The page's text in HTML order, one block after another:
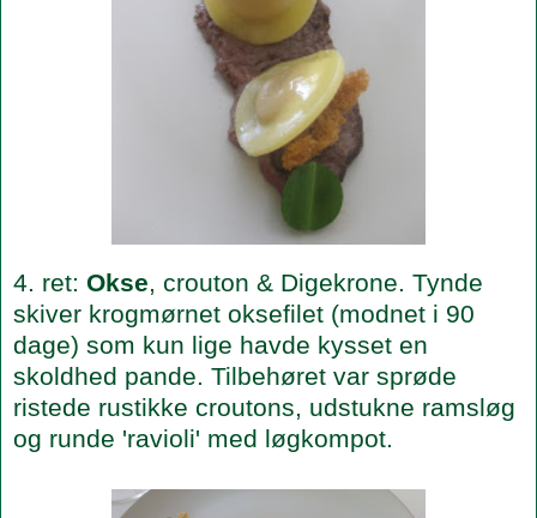
4. ret: Okse, crouton & Digekrone. Tynde
skiver krogmørnet oksefilet (modnet i 90
dage) som kun lige havde kysset en
skoldhed pande. Tilbehøret var sprøde
ristede rustikke croutons, udstukne ramsløg
og runde 'ravioli' med løgkompot.